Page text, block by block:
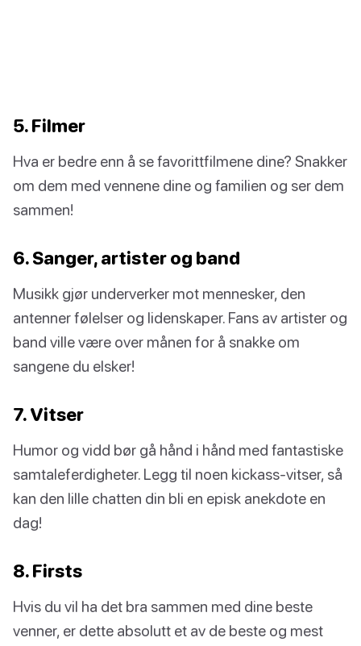
5. Filmer
Hva er bedre enn å se favorittfilmene dine? Snakker
om dem med vennene dine og familien og ser dem
sammen!
6. Sanger, artister og band
Musikk gjør underverker mot mennesker, den
antenner følelser og lidenskaper. Fans av artister og
band ville være over månen for å snakke om
sangene du elsker!
7. Vitser
Humor og vidd bør gå hånd i hånd med fantastiske
samtaleferdigheter. Legg til noen kickass-vitser, så
kan den lille chatten din bli en episk anekdote en
dag!
8. Firsts
Hvis du vil ha det bra sammen med dine beste
venner, er dette absolutt et av de beste og mest